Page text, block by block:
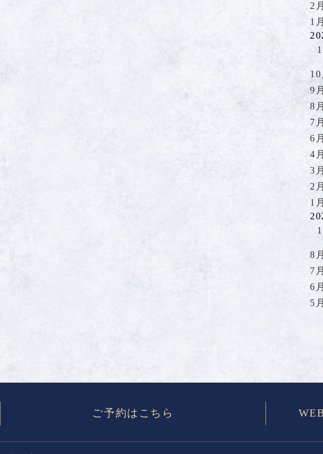
2
1
9
8
7
6
4
3
2
1
8
7
6
5
ご予約はこちら